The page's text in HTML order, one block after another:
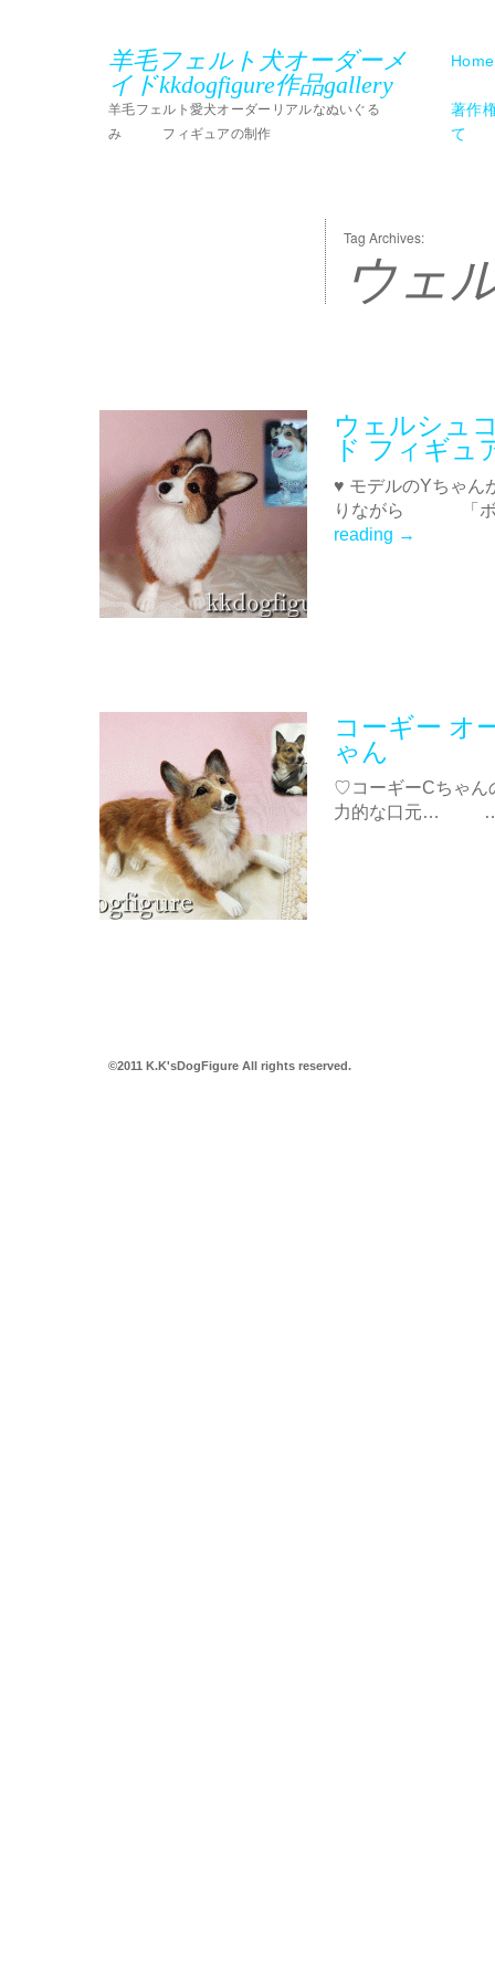
羊毛フェルト犬オーダーメ
イドkkdogfigure作品gallery
羊毛フェルト愛犬オーダーリアルなぬいぐる
み フィギュアの制作
Home
著作
て
Tag Archives:
ウェ
ウェルシュ
ド フィギュ
♥ モデルのYちゃん
りながら 「ボ
reading →
コーギー オ
ゃん
♡コーギーC
力的な口元…
©2011 K.K'sDogFigure All rights reserved.